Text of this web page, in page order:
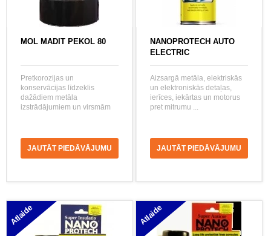
MOL MADIT PEKOL 80
Pretkorozijas un
konservācijas līdzeklis
dažādiem metāla
izstrādājumiem un virsmām
JAUTĀT PIEDĀVĀJUMU
NANOPROTECH AUTO
ELECTRIC
Aizsargā metāla, elektriskās
un elektroniskās detaļas,
ierīces, iekārtas un motorus
pret mitrumu ...
JAUTĀT PIEDĀVĀJUMU
Atlaide Atlaide